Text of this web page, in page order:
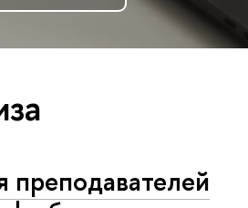
преподавателей